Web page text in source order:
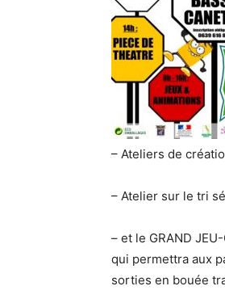
– Ateliers de
– Atelier sur le tri
– et le GRAND
qui permettra aux
sorties en bouée